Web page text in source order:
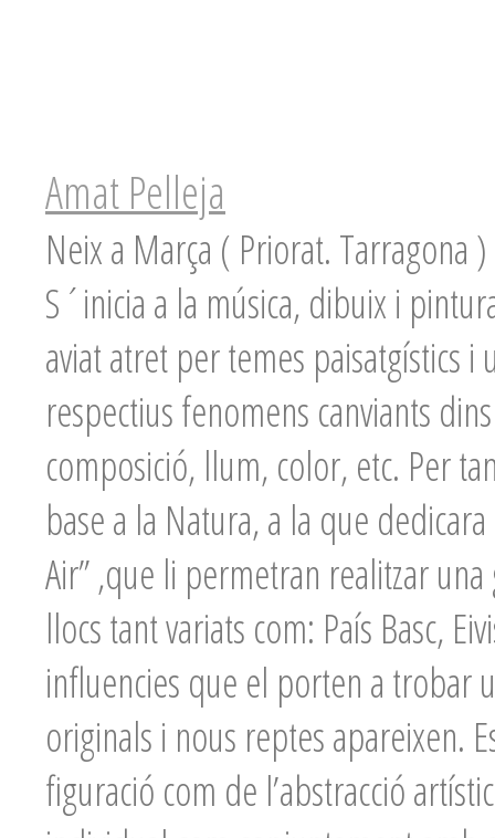
Amat Pelleja
Neix a Marça ( Priorat. Tarragona
S´inicia a la música, dibuix i
aviat atret per temes paisatgístics
respectius fenomens canviants
composició, llum, color, etc. Per
base a la Natura, a la que
Air” ,que li permetran realitzar
llocs tant variats com: País Basc,
influencies que el porten a trobar
originals i nous reptes apareixen.
figuració com de l’abstracció